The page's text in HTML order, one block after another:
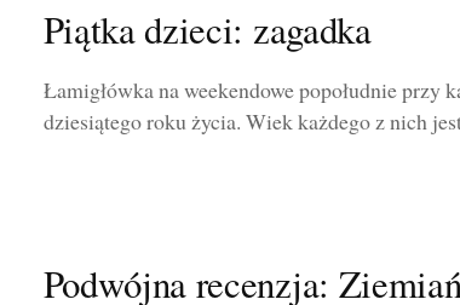
Piątka dzieci: zagadka
Łamigłówka na weekendowe popołudnie
dziesiątego roku życia. Wiek każdego z nich
Podwójna recenzja: